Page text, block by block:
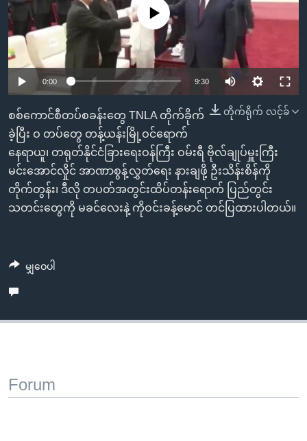
ညွန်း
စာမျက်နှာ
သို့
ကျော်
ကြည့်
ရှာဖွေ
ရန်
နေရာ
သို့
ကျော်
ရန်
Learning English
ဗွီအိုအေ လူမှုကွန်ယက်များ
ဘာသာစကားများ
No media source currently available
0:00 9:30
တိုက်ရိုက် လင့်ခ်
စစ်ကောင်စီတပ်စခန်းတွေ TNLA တိုက်ခိုက်
ခဲ့ပြီး ဝ တပ်တွေ တန့်ယန်းမြို့ဝင်ရောက်
နေရာယူ၊ တရုတ်နိုင်ငံခြားရေးဝန်ကြီး ဝမ်းရီ ဗိုလ်ချုပ်မှူးကြီး
မင်းအောင်လှိုင် အာဏာစွန့်လွှတ်ရေး နားချဖို့ ဦးသိန်းစိန်ကို
တိုက်တွန်း၊ ဒီလို တပတ်အတွင်းထိပ်တန်းရောက် ပြည်တွင်း
သတင်းတွေကို မခင်လေးနဲ့ ကိုဝင်းခန့်မောင် တင်ပြထားပါတယ်။
မျှဝေပါ
Forum